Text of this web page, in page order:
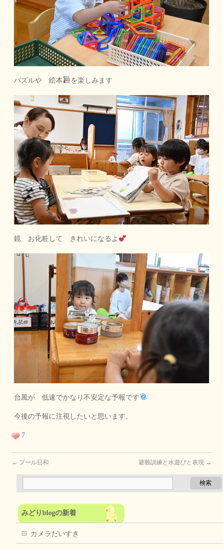
パズルや 絵本 を楽しみます
鏡 お化粧して きれいになるよ
台風が 低速でかなり不安定な予報です
今後の予報に注視したいと思います。
7
← プール日和 避難訓練と水遊びと表現 →
みどりblogの新着
カメラだいすき